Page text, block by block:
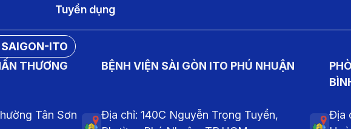
Tuyển dụng
ITO
THƯƠNG
Tân Sơn
BỆNH VIỆN SÀI GÒN ITO PHÚ NHUẬN
Địa chỉ: 140C Nguyễn Trọng Tuyển,
Địa